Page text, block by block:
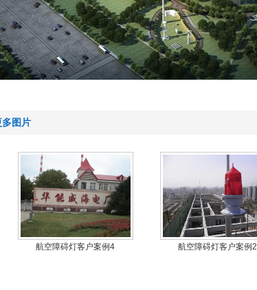
多图片
航空障碍灯客户案例7 航空障碍灯客户案例6